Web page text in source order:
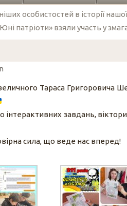
особистостей в історії
патріоти» взяли участь у
Тараса Григоровича
завдань,
сила, що веде нас вперед!